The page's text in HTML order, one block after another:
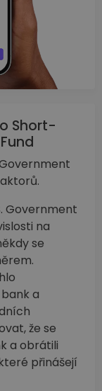
Short-
Government
na
se
a
že se
a obrátili
přinášejí